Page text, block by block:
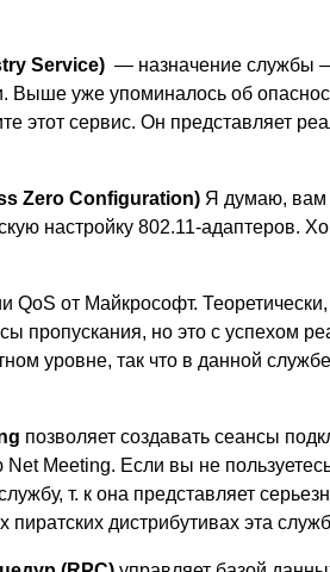
Service) — назначение службы
Выше уже упоминалось об
этот сервис. Он представляет
Zero Configuration) Я думаю, вам
настройку 802.11-адаптеров.
QoS от Майкрософт.
пропускания, но это с успехом
уровне, так что в данной
позволяет создавать сеансы
Meeting. Если вы не
т. к она представляет
дистрибутивах эта